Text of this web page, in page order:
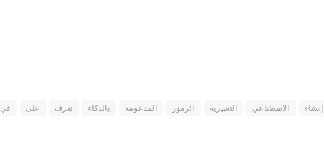
إنشاء الاصطناعي التعبيرية الرموز المدعومة بالذكاء تعرف على في